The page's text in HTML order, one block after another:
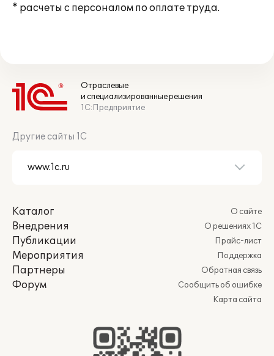
* расчеты с персоналом по оплате труда.
Отраслевые
и специализированные решения
1С:Предприятие
Другие сайты 1С
Каталог
Внедрения
Публикации
Мероприятия
Партнеры
Форум
О сайте
О решениях 1С
Прайс-лист
Поддержка
Обратная связь
Сообщить об ошибке
Карта сайта